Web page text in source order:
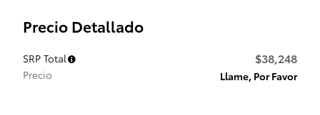
Precio Detallado
SRP Total $38,248
Precio Llame, Por Favor